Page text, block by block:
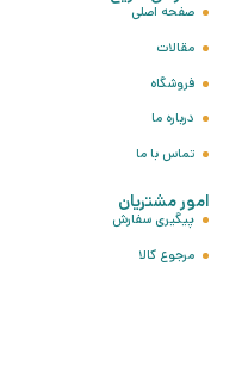
صفحه اصلی
مقالات
فروشگاه
درباره ما
تماس با ما
امور مشتریان
پیگیری سفارش
مرجوع کالا